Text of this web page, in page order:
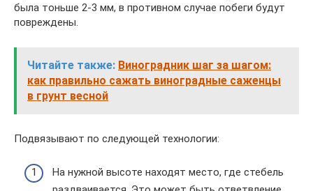
была тоньше 2-3 мм, в противном случае побеги будут
повреждены.
Читайте также: Виноградник шаг за шагом:
как правильно сажать виноградные саженцы
в грунт весной
Подвязывают по следующей технологии:
На нужной высоте находят место, где стебель